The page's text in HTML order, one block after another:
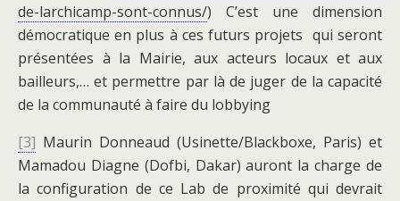
de-larchicamp-sont-connus/) C’est une dimension
démocratique en plus à ces futurs projets qui seront
présentées à la Mairie, aux acteurs locaux et aux
bailleurs,… et permettre par là de juger de la capacité
de la communauté à faire du lobbying
[3] Maurin Donneaud (Usinette/Blackboxe, Paris) et
Mamadou Diagne (Dofbi, Dakar) auront la charge de
la configuration de ce Lab de proximité qui devrait